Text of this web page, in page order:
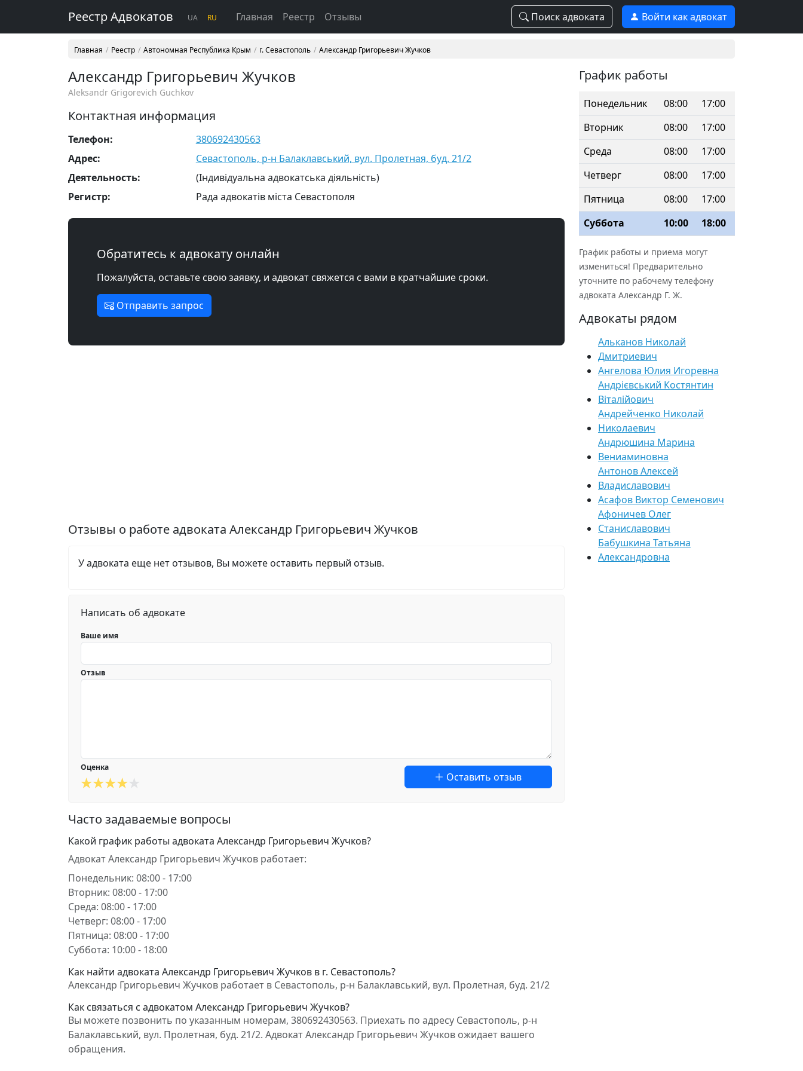
Реестр Адвокатов UA RU Главная Реестр Отзывы Поиск адвоката Войти как адвокат
Главная Реестр Автономная Республика Крым г. Севастополь Александр Григорьевич Жучков
Александр Григорьевич Жучков
Aleksandr Grigorevich Guchkov
Контактная информация
Телефон:
380692430563
Адрес:
Севастополь, р-н Балаклавський, вул. Пролетная, буд. 21/2
Деятельность:
(Індивідуальна адвокатська діяльність)
Регистр:
Рада адвокатів міста Севастополя
Обратитесь к адвокату онлайн
Пожалуйста, оставьте свою заявку, и адвокат свяжется с вами в кратчайшие сроки.
Отправить запрос
Отзывы о работе адвоката Александр Григорьевич Жучков
У адвоката еще нет отзывов, Вы можете оставить первый отзыв.
Написать об адвокате
Ваше имя
Отзыв
Оценка
Оставить отзыв
Часто задаваемые вопросы
Какой график работы адвоката Александр Григорьевич Жучков?
Адвокат Александр Григорьевич Жучков работает:
Понедельник: 08:00 - 17:00
Вторник: 08:00 - 17:00
Среда: 08:00 - 17:00
Четверг: 08:00 - 17:00
Пятница: 08:00 - 17:00
Суббота: 10:00 - 18:00
Как найти адвоката Александр Григорьевич Жучков в г. Севастополь?
Александр Григорьевич Жучков работает в Севастополь, р-н Балаклавський, вул. Пролетная, буд. 21/2
Как связаться с адвокатом Александр Григорьевич Жучков?
Вы можете позвонить по указанным номерам, 380692430563. Приехать по адресу Севастополь, р-н
Балаклавський, вул. Пролетная, буд. 21/2. Адвокат Александр Григорьевич Жучков ожидает вашего
обращения.
График работы
Понедельник 08:00
17:00
Вторник
08:00
17:00
Среда
08:00
17:00
Четверг
08:00
17:00
Пятница
08:00
17:00
Суббота
10:00 18:00
График работы и приема могут
измениться! Предварительно
уточните по рабочему телефону
адвоката Александр Г. Ж.
Адвокаты рядом
Альканов Николай
Дмитриевич
Ангелова Юлия Игоревна
Андрієвський Костянтин
Віталійович
Андрейченко Николай
Николаевич
Андрюшина Марина
Вениаминовна
Антонов Алексей
Владиславович
Асафов Виктор Семенович
Афоничев Олег
Станиславович
Бабушкина Татьяна
Александровна